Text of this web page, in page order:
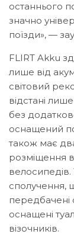
останнього
значно
поїзди», —
FLIRT Akku
лише від
світовий
відстані
без
оснащений
також має
розміщення
велосипедів.
сполучення,
передбачені
оснащені
візочників.